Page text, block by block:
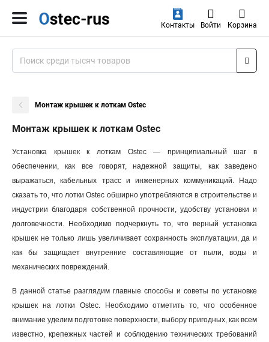
Контакты Войти Корзина
Монтаж крышек к лоткам Ostec
Монтаж крышек к лоткам Ostec
Установка крышек к лоткам Ostec — принципиальный шаг в
обеспечении, как все говорят, надежной защиты, как заведено
выражаться, кабельных трасс и инженерных коммуникаций. Надо
сказать то, что лотки Ostec обширно употребляются в строительстве и
индустрии благодаря собственной прочности, удобству установки и
долговечности. Необходимо подчеркнуть то, что верный установка
крышек не только лишь увеличивает сохранность эксплуатации, да и
как бы защищает внутренние составляющие от пыли, воды и
механических повреждений.
В данной статье разглядим главные способы и советы по установке
крышек на лотки Ostec. Необходимо отметить то, что особенное
внимание уделим подготовке поверхности, выбору пригодных, как всем
известно, крепежных частей и соблюдению технических требований